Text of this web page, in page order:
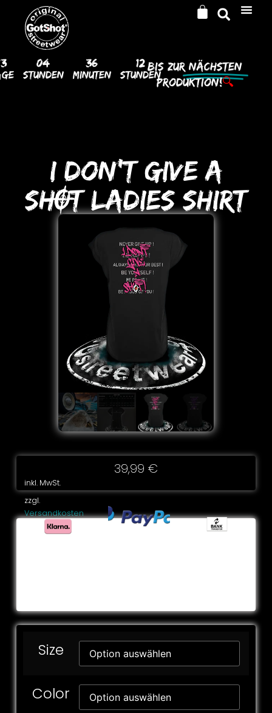
04
Stunden
36
Minuten
12
Stunden
Bis ZurNächsten
Produktion!🔍
I DoN’T GIVE A
SHOT LADIES SHIRT
39,99 €
inkl. MwSt.
zzgl.
Versandkosten
Size
Color